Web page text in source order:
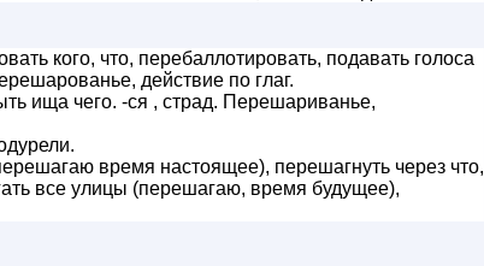
кого, что, перебаллотировать, подавать голоса
действие по глаг.
ища чего. -ся , страд. Перешариванье,
время настоящее), перешагнуть через что,
все улицы (перешагаю, время будущее),